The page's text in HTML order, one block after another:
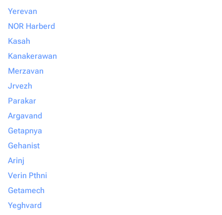
Yerevan
NOR Harberd
Kasah
Kanakerawan
Merzavan
Jrvezh
Parakar
Argavand
Getapnya
Gehanist
Arinj
Verin Pthni
Getamech
Yeghvard